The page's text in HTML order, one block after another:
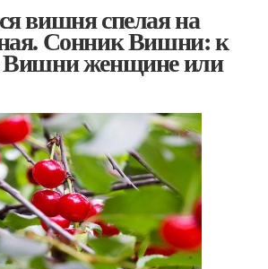
вишня спелая на
Сонник Вишни: к
Вишни женщине или